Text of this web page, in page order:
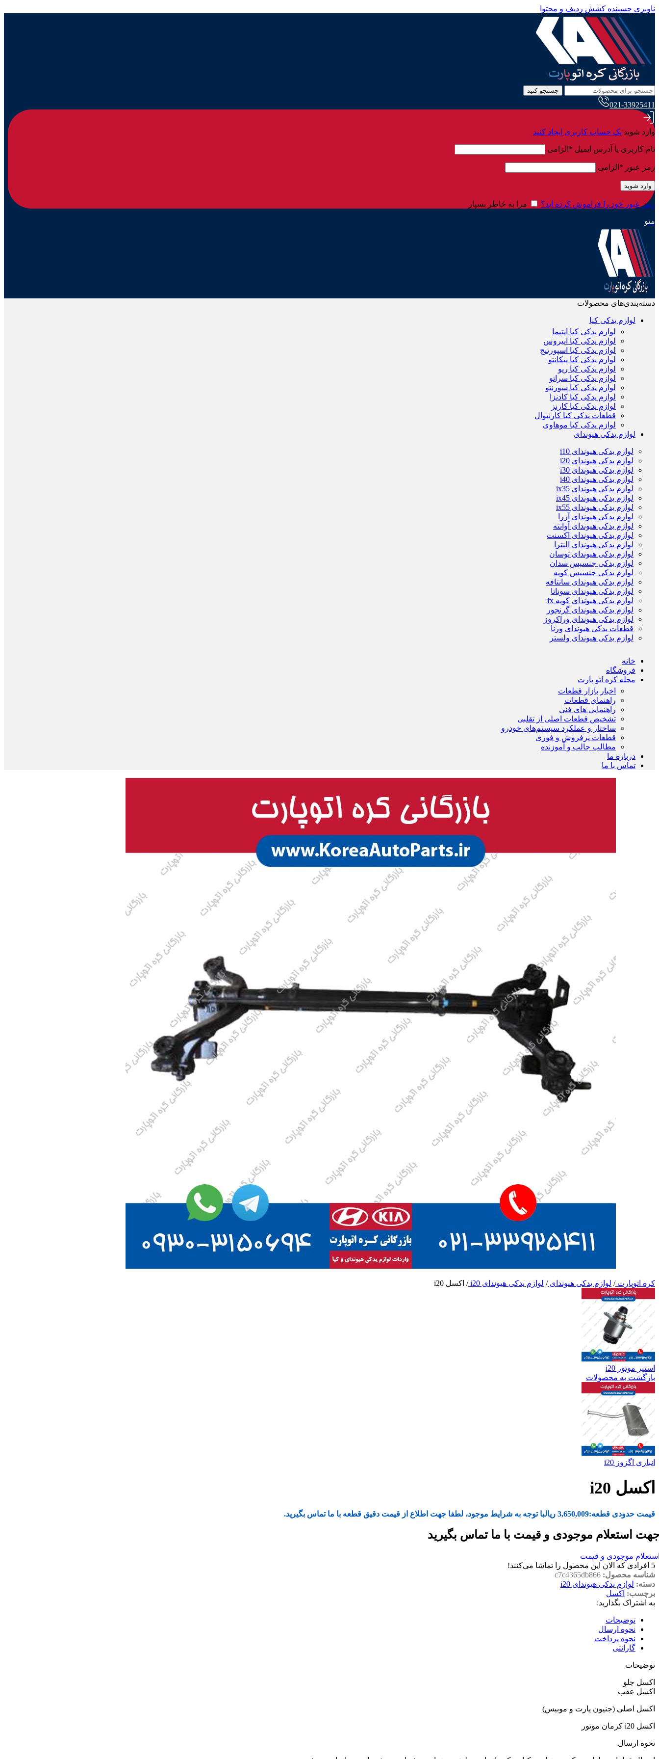
ناوبری چسبنده کشش ردیف و محتوا
جستجو کنید
021-33925411
وارد شوید یک حساب کاربری ایجاد کنید
نام کاربری یا آدرس ایمیل * الزامی
رمز عبور * الزامی
وارد شوید
رمز عبور خود را فراموش کرده اید؟ مرا به خاطر بسپار
منو
دسته‌بندی‌های محصولات
لوازم یدکی کیا
لوازم یدکی کیا اپتیما
لوازم یدکی کیا اپیروس
لوازم یدکی کیا اسپورتیج
لوازم یدکی کیا پیکانتو
لوازم یدکی کیا ریو
لوازم یدکی کیا سراتو
لوازم یدکی کیا سورنتو
لوازم یدکی کیا کادنزا
لوازم یدکی کیا کارنز
قطعات یدکی کیا کارنیوال
لوازم یدکی کیا موهاوی
لوازم یدکی هیوندای
لوازم یدکی هیوندای i10
لوازم یدکی هیوندای i20
لوازم یدکی هیوندای i30
لوازم یدکی هیوندای i40
لوازم یدکی هیوندای ix35
لوازم یدکی هیوندای ix45
لوازم یدکی هیوندای ix55
لوازم یدکی هیوندای آزرا
لوازم یدکی هیوندای آوانته
لوازم یدکی هیوندای اکسنت
لوازم یدکی هیوندای النترا
لوازم یدکی هیوندای توسان
لوازم یدکی جنسیس سدان
لوازم یدکی جنسیس کوپه
لوازم یدکی هیوندای سانتافه
لوازم یدکی هیوندای سوناتا
لوازم یدکی هیوندای کوپه fx
لوازم یدکی هیوندای گرنجور
لوازم یدکی هیوندای وراکروز
قطعات یدکی هیوندای ورنا
لوازم یدکی هیوندای ولستر
خانه
فروشگاه
مجله کره اتو پارت
اخبار بازار قطعات
راهنمای قطعات
راهنمایی های فنی
تشخیص قطعات اصلی از تقلبی
ساختار و عملکرد سیستم‌های خودرو
قطعات پرفروش و فوری
مطالب جالب و آموزنده
درباره ما
تماس با ما
کره اتوپارت/ لوازم یدکی هیوندای/ لوازم یدکی هیوندای i20 / اکسل i20
استپر موتور i20
بازگشت به محصولات
انباری اگزوز i20
اکسل i20
قیمت حدودی قطعه:3,650,009 ریالبا توجه به شرایط موجود، لطفا جهت اطلاع از قیمت دقیق قطعه با ما تماس بگیرید.
استعلام موجودی و قیمت با ما تماس بگیرید
موجودی و قیمت
5 افرادی که الان این محصول را تماشا می‌کنند!
شناسه محصول: c7c4365db866
دسته: لوازم یدکی هیوندای i20
برچسب: اکسل
به اشتراک بگذارید:
توضیحات
نحوه ارسال
نحوه پرداخت
گارانتی
توضیحات
اکسل جلو
اکسل عقب
اکسل اصلی (جنیون پارت و موبیس)
اکسل i20 کرمان موتور
نحوه ارسال